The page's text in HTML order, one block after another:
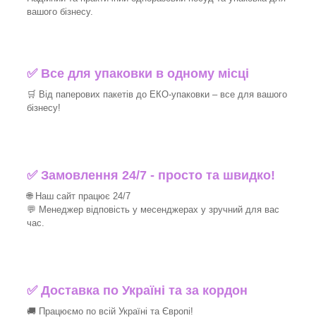
вашого бізнесу.
✅ Все для упаковки в одному місці
🛒 Від паперових пакетів до ЕКО-упаковки – все для вашого
бізнесу!
✅ Замовлення 24/7 - просто та швидко!
🌐 Наш сайт працює 24/7
💬 Менеджер відповість у месенджерах у зручний для вас
час.
✅Доставка по Україні та за кордон
🚚 Працюємо по всій Україні та Європі!